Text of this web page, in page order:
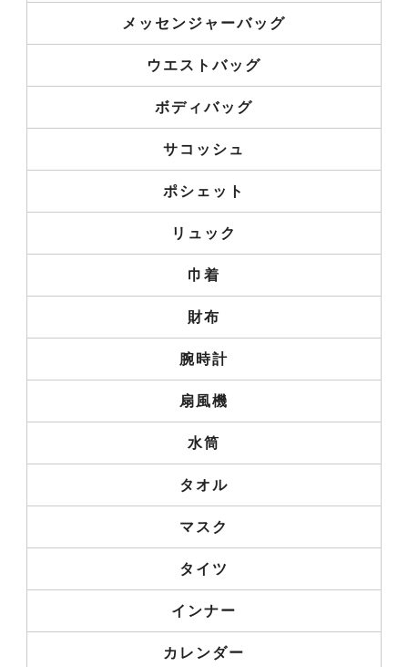
メッセンジャーバッグ
ウエストバッグ
ボディバッグ
サコッシュ
ポシェット
リュック
巾着
財布
腕時計
扇風機
水筒
タオル
マスク
タイツ
インナー
カレンダー